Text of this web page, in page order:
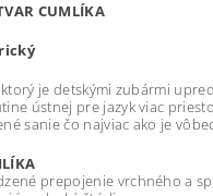
CUMLÍKA
je detskými zubármi
ústnej pre jazyk viac
sanie čo najviac ako je
prepojenie vrchného a